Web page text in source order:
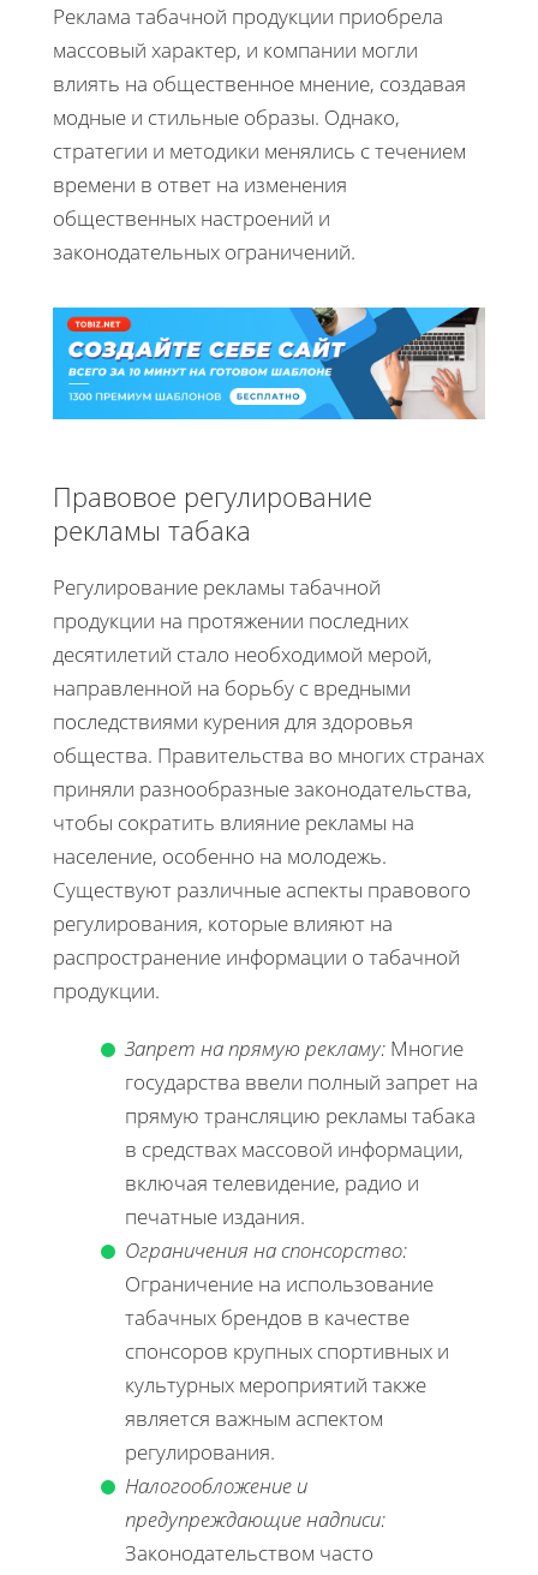
Реклама табачной продукции приобрела
массовый характер, и компании могли
влиять на общественное мнение, создавая
модные и стильные образы. Однако,
стратегии и методики менялись с течением
времени в ответ на изменения
общественных настроений и
законодательных ограничений.
Правовое регулирование
рекламы табака
Регулирование рекламы табачной
продукции на протяжении последних
десятилетий стало необходимой мерой,
направленной на борьбу с вредными
последствиями курения для здоровья
общества. Правительства во многих странах
приняли разнообразные законодательства,
чтобы сократить влияние рекламы на
население, особенно на молодежь.
Существуют различные аспекты правового
регулирования, которые влияют на
распространение информации о табачной
продукции.
Запрет на прямую рекламу: Многие
государства ввели полный запрет на
прямую трансляцию рекламы табака
в средствах массовой информации,
включая телевидение, радио и
печатные издания.
Ограничения на спонсорство:
Ограничение на использование
табачных брендов в качестве
спонсоров крупных спортивных и
культурных мероприятий также
является важным аспектом
регулирования.
Налогообложение и
предупреждающие надписи:
Законодательством часто